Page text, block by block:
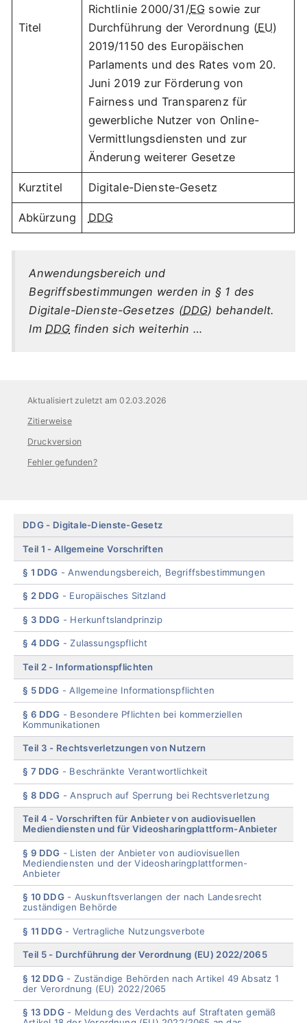
Titel
Richtlinie 2000/31/EG sowie zur
Durchführung der Verordnung (EU)
2019/1150 des Europäischen
Parlaments und des Rates vom 20.
Juni 2019 zur Förderung von
Fairness und Transparenz für
gewerbliche Nutzer von Online-
Vermittlungsdiensten und zur
Änderung weiterer Gesetze
Kurztitel Digitale-Dienste-Gesetz
Abkürzung DDG
Anwendungsbereich und
Begriffsbestimmungen werden in § 1 des
Digitale-Dienste-Gesetzes (DDG) behandelt.
Im DDG finden sich weiterhin …
Aktualisiert zuletzt am 02.03.2026
Zitierweise
Druckversion
Fehler gefunden?
Skip
menu
DDG Digitale-Dienste-Gesetz
Teil 1 Allgemeine Vorschriften
§ 1 DDG Anwendungsbereich, Begriffsbestimmungen
§ 2 DDG Europäisches Sitzland
§ 3 DDG Herkunftslandprinzip
§ 4 DDG Zulassungspflicht
Teil 2 Informationspflichten
§ 5 DDG Allgemeine Informationspflichten
§ 6 DDG
Besondere Pflichten bei kommerziellen
Kommunikationen
Teil 3 Rechtsverletzungen von Nutzern
§ 7 DDG Beschränkte Verantwortlichkeit
§ 8 DDG Anspruch auf Sperrung bei Rechtsverletzung
Teil 4
Vorschriften für Anbieter von audiovisuellen
Mediendiensten und für Videosharingplattform-Anbieter
§ 9 DDG
Listen der Anbieter von audiovisuellen
Mediendiensten und der Videosharingplattformen-
Anbieter
§ 10 DDG
Auskunftsverlangen der nach Landesrecht
zuständigen Behörde
§ 11 DDG Vertragliche Nutzungsverbote
Teil 5 Durchführung der Verordnung (EU) 2022/2065
§ 12 DDG
Zuständige Behörden nach Artikel 49 Absatz 1
der Verordnung (EU) 2022/2065
§ 13 DDG
Meldung des Verdachts auf Straftaten gemäß